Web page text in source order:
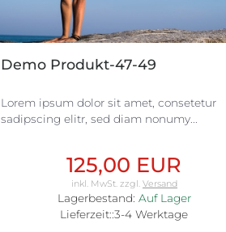
Demo Produkt-47-49
Lorem ipsum dolor sit amet, consetetur
sadipscing elitr, sed diam nonumy...
125,00 EUR
inkl. MwSt. zzgl. Versand
Lagerbestand: Auf Lager
Lieferzeit::3-4 Werktage